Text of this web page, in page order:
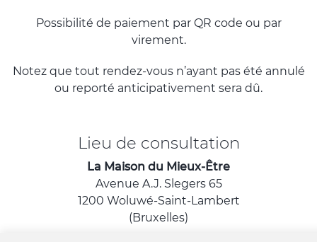
Possibilité de paiement par QR code ou par
virement.
Notez que tout rendez-vous n’ayant pas été annulé
ou reporté anticipativement sera dû.
Lieu de consultation
La Maison du Mieux-Être
Avenue A.J. Slegers 65
1200 Woluwé-Saint-Lambert
(Bruxelles)